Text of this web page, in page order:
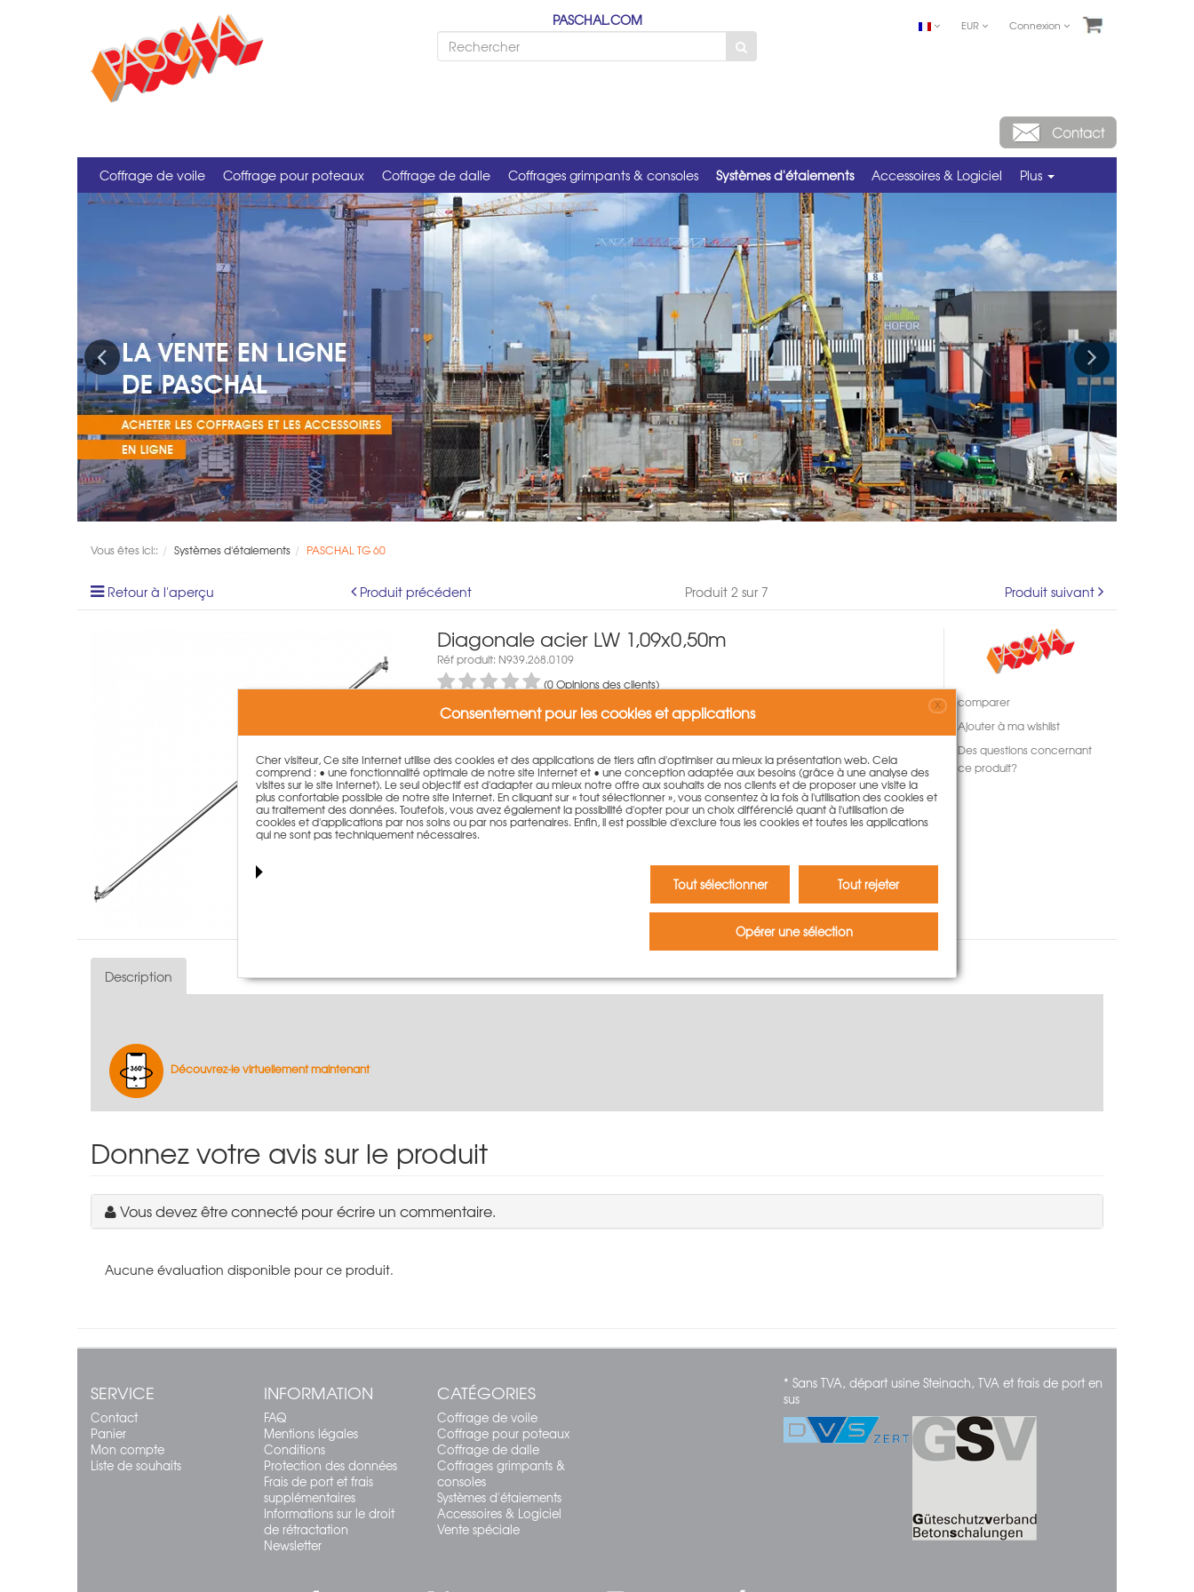
EUR Connexion
PASCHAL.COM
Coffrage de voile Coffrage pour poteaux Coffrage de dalle Coffrages grimpants & consoles Systèmes d'étaiements Accessoires & Logiciel Plus
Previous Next
Vous êtes ici:: Systèmes d'étaiements PASCHAL TG 60
Retour à l'aperçu Produit précédent Produit 2 sur 7 Produit suivant
Diagonale acier LW 1,09x0,50m
Réf produit: N939.268.0109
(0 Opinions des clients)
Poids:: 4 kg
Variantes:
Diagonale acier LW 1,09x0,50m
47,50€
Ajouter au panier
comparer
Ajouter à ma wishlist
Des questions concernant
ce produit?
Description
Découvrez-le virtuellement maintenant
Donnez votre avis sur le produit
Vous devez être connecté pour écrire un commentaire.
Aucune évaluation disponible pour ce produit.
SERVICE
Contact
Panier
Mon compte
Liste de souhaits
INFORMATION
FAQ
Mentions légales
Conditions
Protection des données
Frais de port et frais
supplémentaires
Informations sur le droit
de rétractation
Newsletter
CATÉGORIES
Coffrage de voile
Coffrage pour poteaux
Coffrage de dalle
Coffrages grimpants &
consoles
Systèmes d'étaiements
Accessoires & Logiciel
Vente spéciale
* Sans TVA, départ usine Steinach, TVA et frais de port en
sus
Consentement pour les cookies et applications X
Cher visiteur, Ce site Internet utilise des cookies et des applications de tiers afin d'optimiser au mieux la présentation web. Cela
comprend : • une fonctionnalité optimale de notre site Internet et • une conception adaptée aux besoins (grâce à une analyse des
visites sur le site Internet). Le seul objectif est d'adapter au mieux notre offre aux souhaits de nos clients et de proposer une visite la
plus confortable possible de notre site Internet. En cliquant sur « tout sélectionner », vous consentez à la fois à l'utilisation des cookies et
au traitement des données. Toutefois, vous avez également la possibilité d'opter pour un choix différencié quant à l'utilisation de
cookies et d'applications par nos soins ou par nos partenaires. Enfin, il est possible d'exclure tous les cookies et toutes les applications
qui ne sont pas techniquement nécessaires.
Tout sélectionner Tout rejeter
Opérer une sélection